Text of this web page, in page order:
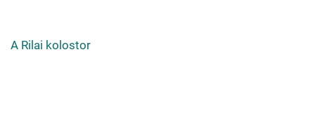
A Rilai kolostor